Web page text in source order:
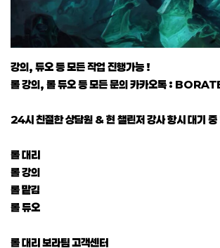
강의, 듀오 등 모든 작업 진행가능 !
롤 강의, 롤 듀오 등 모든 문의 카카오톡 :
24시 친절한 상담원 & 현 챌린저 강사 항시 대기 중
롤 대리
롤 강의
롤 맡김
롤 듀오
롤 대리 보라팀 고객센터